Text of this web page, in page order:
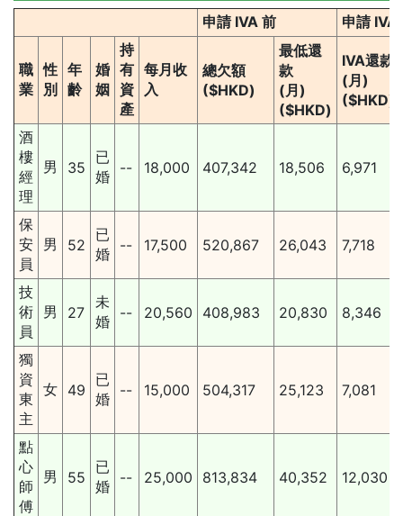
申請 IVA 前 申請 IVA
職
業
性
別
年
齡
婚
姻
持
有
資
產
每月收
入
總欠額
($HKD)
最低還
款
(月)
($HKD)
IVA還款
(月)
($HKD)
酒
樓
經
理
男 35
已
婚
-- 18,000 407,342 18,506 6,971
保
安
員
男 52
已
婚
-- 17,500 520,867 26,043 7,718
技
術
員
男 27
未
婚
-- 20,560 408,983 20,830 8,346
獨
資
東
主
女 49
已
婚
-- 15,000 504,317 25,123 7,081
點
心
師
傅
男 55
已
婚
-- 25,000 813,834 40,352 12,030